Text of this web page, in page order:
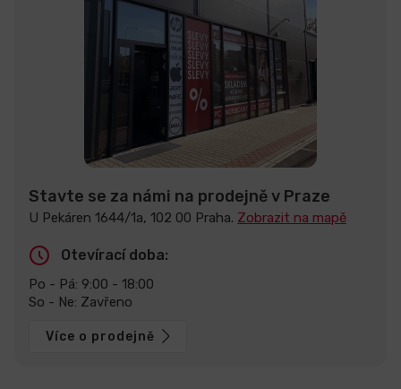
Stavte se za námi na prodejně v Praze
U Pekáren 1644/1a, 102 00 Praha. Zobrazit na mapě
Otevírací doba:
Po - Pá: 9:00 - 18:00
So - Ne: Zavřeno
Více o prodejně